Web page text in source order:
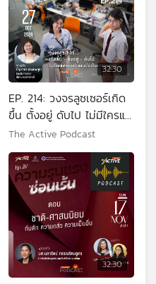
32:30
EP. 214: วงจรลูซเซอร์เกิด
ขึ้น ตั้งอยู่ ดับไป ไม่มีใครแพ้
ตลอดไปและจะไม่เป็นเรา
ตลอดกาล
The Active Podcast
32:30